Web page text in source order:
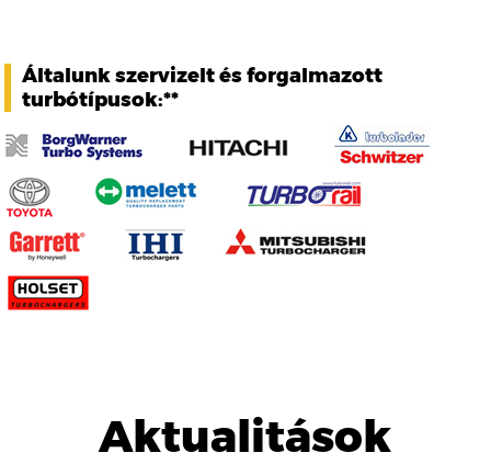
Általunk szervizelt és forgalmazott
turbótípusok:**
Aktualitások